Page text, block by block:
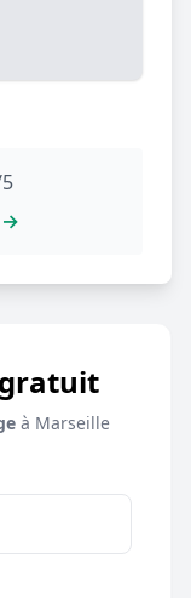
→
à Marseille